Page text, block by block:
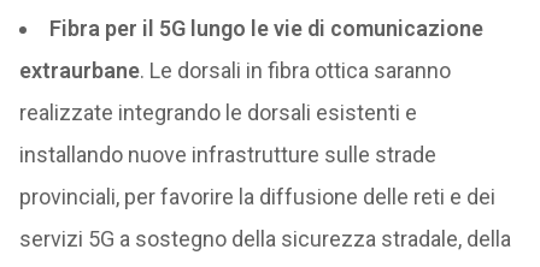
Fibra per il 5G lungo le vie di comunicazione
extraurbane. Le dorsali in fibra ottica saranno
realizzate integrando le dorsali esistenti e
installando nuove infrastrutture sulle strade
provinciali, per favorire la diffusione delle reti e dei
servizi 5G a sostegno della sicurezza stradale, della